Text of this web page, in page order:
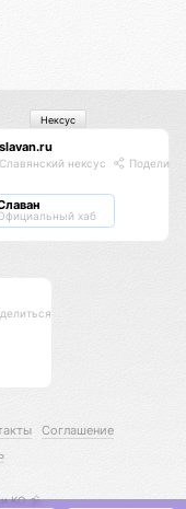
slavan.ru
Славянский нексус
хаб
Нексус
Соглашение
КО 🕉️